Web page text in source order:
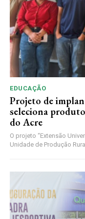
EDUCAÇÃO
Projeto de
seleciona
do Acre
O projeto “Extensão
Unidade de Produção